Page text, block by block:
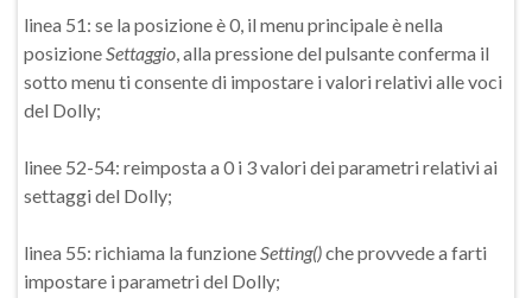
linea 51: se la posizione è 0, il menu principale è nella
posizioneSettaggio, alla pressione del pulsante conferma il
sotto menu ti consente di impostare i valori relativi alle voci
del Dolly;
linee 52-54: reimposta a 0 i 3 valori dei parametri relativi ai
settaggi del Dolly;
linea 55: richiama la funzioneSetting()che provvede a farti
impostare i parametri del Dolly;